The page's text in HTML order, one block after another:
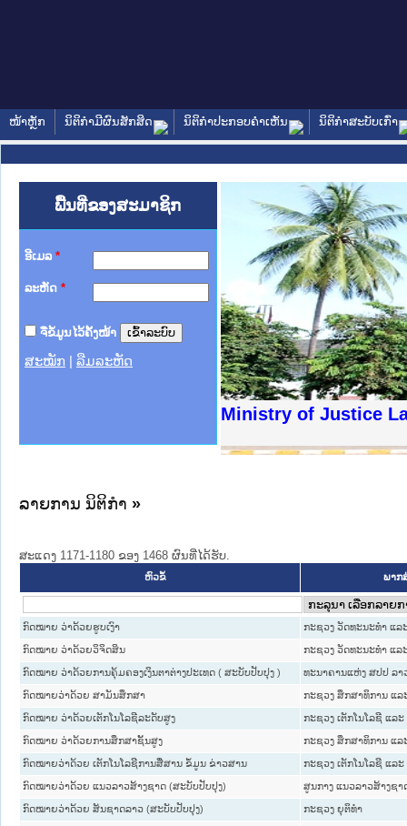
ໜ້າຫຼັກ ນິຕິກໍາມີຜົນສັກສິດ ນິຕິກໍາປະກອບຄໍາເຫັນ ນິຕິກໍາສະບັບເກົ່າ
ພື້ນທີ່ຂອງສະມາຊິກ
ອີເມລ *
ລະຫັດ *
ຈື່ຂໍ້ມູນໄວ້ຄັ້ງໜ້າ
ສະໝັກ ລືມລະຫັດ
Ministry of Justice
າຊົນ ພາກເໜືອ
ການ
ກາງ
ໃຕ້
ຕຳຫຼວດປະຊາຊົນ
ສັນຕິບານປະຊາຊົນ
ກເໜືອ
າຊົນ ພາກກາງ
ລາຍການ ນິຕິກໍາ »
ສະແດງ 1171-1180 ຂອງ 1468 ຜົນທີ່ໄດ້ຮັບ.
ຫົວຂໍ້ ພາກ
ກົດໝາຍ ວ່າດ້ວຍຮູບເງົາ ກະຊວງ ວັດທະນະທຳ ແລ
ກົດໝາຍ ວ່າດ້ວຍວິຈິດສິນ ກະຊວງ ວັດທະນະທຳ ແລ
ກົດໝາຍ ວ່າດ້ວຍການຄຸ້ມຄອງເງິນຕາຕ່າງປະເທດ ( ສະບັບປັບປຸງ ) ທະນາຄານແຫ່ງ ສປປ ລາ
ກົດໝາຍວ່າດ້ວຍ ສາມັນສຶກສາ ກະຊວງ ສຶກສາທິການ ແລ
ກົດໝາຍ ວ່າດ້ວຍເຕັກໂນໂລຊີລະດັບສູງ ກະຊວງ ເຕັກໂນໂລຊີ ແລ
ກົດໝາຍ ວ່າດ້ວຍການສຶກສາຊັ້ນສູງ ກະຊວງ ສຶກສາທິການ ແລ
ກົດໝາຍວ່າດ້ວຍ ເຕັກໂນໂລຊີການສື່ສານ ຂໍ້ມູນ ຂ່າວສານ ກະຊວງ ເຕັກໂນໂລຊີ ແລ
ກົດໝາຍວ່າດ້ວຍ ແນວລາວສ້າງຊາດ (ສະບັບປັບປຸງ) ສູນກາງ ແນວລາວສ້າງຊາ
ກົດໝາຍວ່າດ້ວຍ ສັນຊາດລາວ (ສະບັບປັບປຸງ) ກະຊວງ ຍຸຕິທໍາ